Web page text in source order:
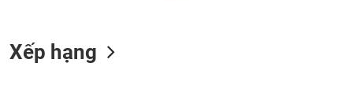
Xếp hạng
CHĂM